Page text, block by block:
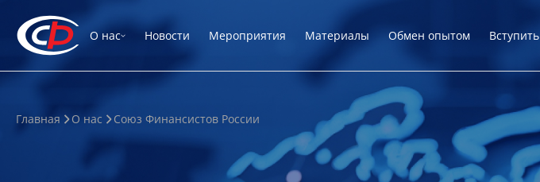
О нас Новости Мероприятия Материалы Обмен опытом Вступить
Главная О нас Союз Финансистов России